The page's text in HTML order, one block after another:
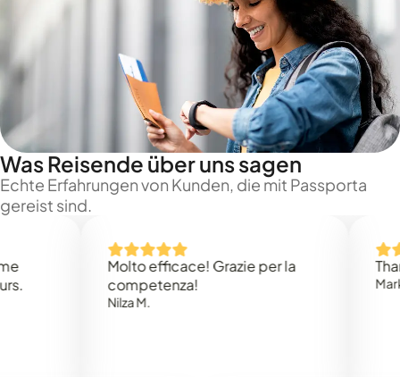
Was Reisende über uns sagen
Echte Erfahrungen von Kunden, die mit Passporta
gereist sind.
Molto efficace! Grazie per la
competenza!
Nilza M.
Thank
Mark N.